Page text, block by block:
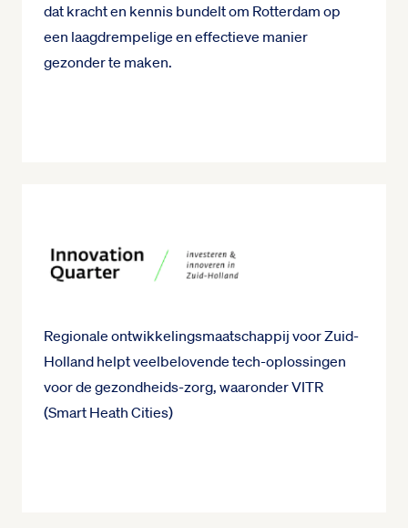
dat kracht en kennis bundelt om Rotterdam op
een laagdrempelige en effectieve manier
gezonder te maken.
Regionale ontwikkelingsmaatschappij voor Zuid-
Holland helpt veelbelovende tech-oplossingen
voor de gezondheids-zorg, waaronder VITR
(Smart Heath Cities)